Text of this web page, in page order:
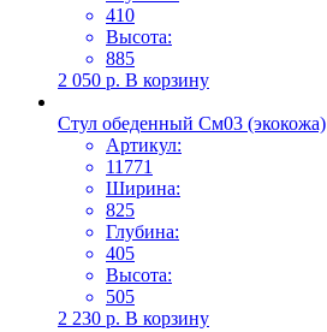
410
Высота:
885
2 050 р. В корзину
Стул обеденный См03 (экокожа)
Артикул:
11771
Ширина:
825
Глубина:
405
Высота:
505
2 230 р. В корзину